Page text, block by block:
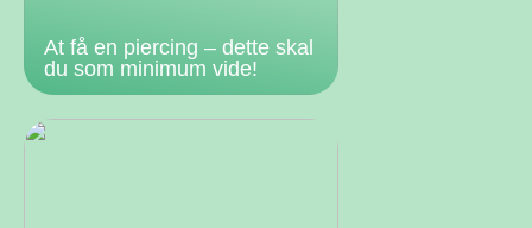
At få en piercing – dette skal
du som minimum vide!